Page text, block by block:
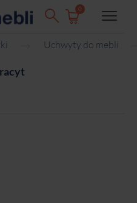
0
Uchwyty do mebli